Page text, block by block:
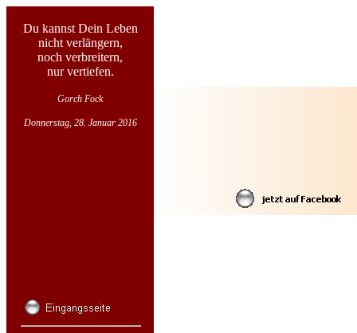
Du kannst Dein Leben
nicht verlängern,
noch verbreitern,
nur vertiefen.
Gorch Fock
Donnerstag, 28. Januar 2016